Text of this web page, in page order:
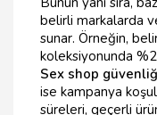
belirli markalarda
sunar. Örneğin,
koleksiyonunda
Sex shop
ise kampanya
süreleri, geçerli